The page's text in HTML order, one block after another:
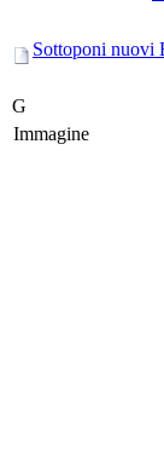
Sottoponi nuovi
G
Immagine